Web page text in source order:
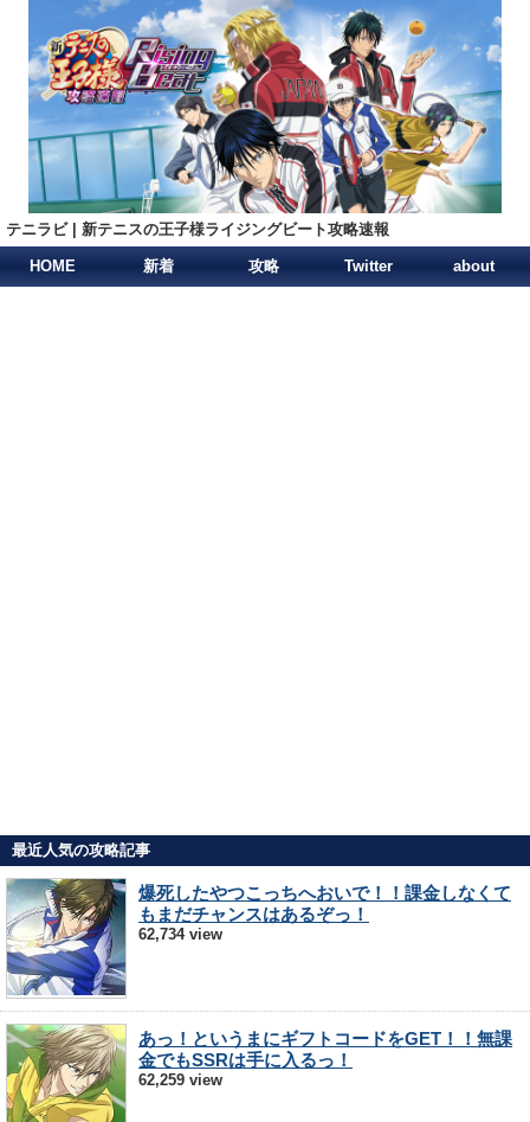
テニラビ | 新テニスの王子様ライジングビート攻略速報
HOME 新着 攻略 Twitter about
最近人気の攻略記事
爆死したやつこっちへおいで！！課金しなくて
もまだチャンスはあるぞっ！
62,734 view
あっ！というまにギフトコードをGET！！無課
金でもSSRは手に入るっ！
62,259 view